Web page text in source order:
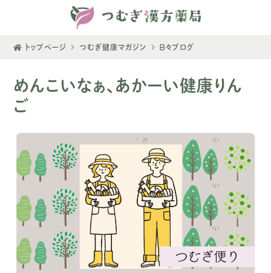
トップページ つむぎ健康マガジン 日々ブログ
めんこいなぁ、あかーい健康りん
ご